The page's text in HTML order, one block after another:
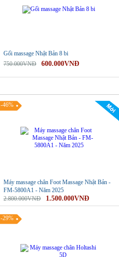
Gối massage Nhật Bản 8 bi
750.000VNĐ
600.000VNĐ
Máy massage chân Foot Massage Nhật Bản -
FM-5800A1 - Năm 2025
2.800.000VNĐ
1.500.000VNĐ
-46%
-29%